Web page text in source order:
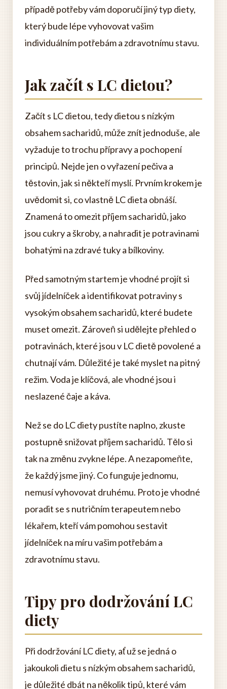
případě potřeby vám doporučí jiný typ diety,
který bude lépe vyhovovat vašim
individuálním potřebám a zdravotnímu stavu.
Jak začít s LC dietou?
Začít s LC dietou, tedy dietou s nízkým
obsahem sacharidů, může znít jednoduše, ale
vyžaduje to trochu přípravy a pochopení
principů. Nejde jen o vyřazení pečiva a
těstovin, jak si někteří myslí. Prvním krokem je
uvědomit si, co vlastně LC dieta obnáší.
Znamená to omezit příjem sacharidů, jako
jsou cukry a škroby, a nahradit je potravinami
bohatými na zdravé tuky a bílkoviny.
Před samotným startem je vhodné projít si
svůj jídelníček a identifikovat potraviny s
vysokým obsahem sacharidů, které budete
muset omezit. Zároveň si udělejte přehled o
potravinách, které jsou v LC dietě povolené a
chutnají vám. Důležité je také myslet na pitný
režim. Voda je klíčová, ale vhodné jsou i
neslazené čaje a káva.
Než se do LC diety pustíte naplno, zkuste
postupně snižovat příjem sacharidů. Tělo si
tak na změnu zvykne lépe. A nezapomeňte,
že každý jsme jiný. Co funguje jednomu,
nemusí vyhovovat druhému. Proto je vhodné
poradit se s nutričním terapeutem nebo
lékařem, kteří vám pomohou sestavit
jídelníček na míru vašim potřebám a
zdravotnímu stavu.
Tipy pro dodržování LC
diety
Při dodržování LC diety, ať už se jedná o
jakoukoli dietu s nízkým obsahem sacharidů,
je důležité dbát na několik tipů, které vám